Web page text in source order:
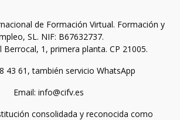
de Formación Virtual. Formación y
SL. NIF: B67632737.
Berrocal, 1, primera planta. CP 21005.
43 61, también servicio WhatsApp
Email: info@cifv.es
consolidada y reconocida como